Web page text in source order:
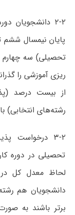
۲-۲ دانشجویان
پایان نیمسال
تحصیلی) سه چهارم
ریزی آموزشی را
از بیست درصد
رشته‌های انتخابی)
تحصیلی در دوره
دانشجویان هم
برتر باشند به